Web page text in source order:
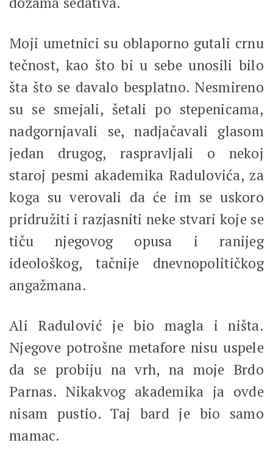
Moji umetnici su oblaporno gutali crnu
tečnost, kao što bi u sebe unosili bilo
šta što se davalo besplatno. Nesmireno
su se smejali, šetali po stepenicama,
nadgornjavali se, nadjačavali glasom
jedan drugog, raspravljali o nekoj
staroj pesmi akademika Radulovića, za
koga su verovali da će im se uskoro
pridružiti i razjasniti neke stvari koje se
tiču njegovog opusa i ranijeg
ideološkog, tačnije dnevnopolitičkog
angažmana.
Ali Radulović je bio magla i ništa.
Njegove potrošne metafore nisu uspele
da se probiju na vrh, na moje Brdo
Parnas. Nikakvog akademika ja ovde
nisam pustio. Taj bard je bio samo
mamac.